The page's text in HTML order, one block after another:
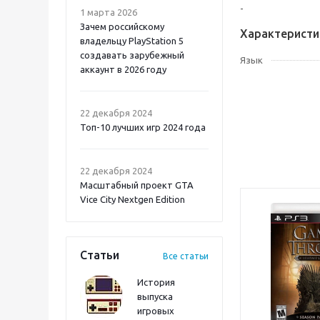
1 марта 2026
Зачем российскому
владельцу PlayStation 5
создавать зарубежный
аккаунт в 2026 году
22 декабря 2024
Топ-10 лучших игр 2024 года
22 декабря 2024
Масштабный проект GTA
Vice City Nextgen Edition
Статьи Все статьи
История
выпуска
игровых
Onimusha: Way of the
-
Язык